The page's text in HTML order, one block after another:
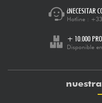
¿NECESITAR
Hotline :
+ 10.000
Disponible